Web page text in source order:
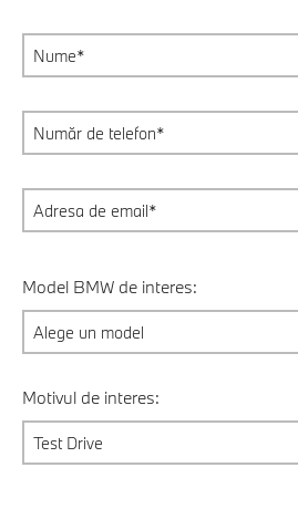
Model BMW de interes:
Motivul de interes: